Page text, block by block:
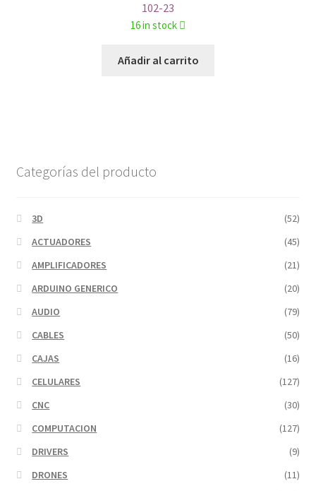
102-23
16 in stock
Añadir al carrito
Categorías del producto
3D
(52)
ACTUADORES
(45)
AMPLIFICADORES
(21)
ARDUINO GENERICO
(20)
AUDIO
(79)
CABLES
(50)
CAJAS
(16)
CELULARES
(127)
CNC
(30)
COMPUTACION
(127)
DRIVERS
(9)
DRONES
(11)